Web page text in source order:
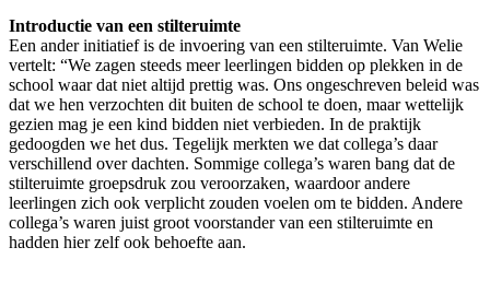
Introductie van een stilteruimte
Een ander initiatief is de invoering van een stilteruimte. Van Welie
vertelt: “We zagen steeds meer leerlingen bidden op plekken in de
school waar dat niet altijd prettig was. Ons ongeschreven beleid was
dat we hen verzochten dit buiten de school te doen, maar wettelijk
gezien mag je een kind bidden niet verbieden. In de praktijk
gedoogden we het dus. Tegelijk merkten we dat collega’s daar
verschillend over dachten. Sommige collega’s waren bang dat de
stilteruimte groepsdruk zou veroorzaken, waardoor andere
leerlingen zich ook verplicht zouden voelen om te bidden. Andere
collega’s waren juist groot voorstander van een stilteruimte en
hadden hier zelf ook behoefte aan.